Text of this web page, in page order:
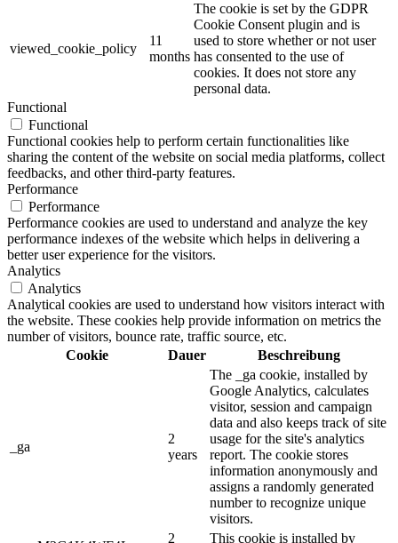
viewed_cookie_policy
11
months
The cookie is set by the GDPR
Cookie Consent plugin and is
used to store whether or not user
has consented to the use of
cookies. It does not store any
personal data.
Functional
Functional
Functional cookies help to perform certain functionalities like
sharing the content of the website on social media platforms, collect
feedbacks, and other third-party features.
Performance
Performance
Performance cookies are used to understand and analyze the key
performance indexes of the website which helps in delivering a
better user experience for the visitors.
Analytics
Analytics
Analytical cookies are used to understand how visitors interact with
the website. These cookies help provide information on metrics the
number of visitors, bounce rate, traffic source, etc.
Cookie
Dauer Beschreibung
_ga
2
years
The _ga cookie, installed by
Google Analytics, calculates
visitor, session and campaign
data and also keeps track of site
usage for the site's analytics
report. The cookie stores
information anonymously and
assigns a randomly generated
number to recognize unique
visitors.
2
This cookie is installed by